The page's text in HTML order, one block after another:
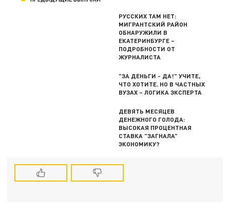
РУССКИХ ТАМ НЕТ:
МИГРАНТСКИЙ РАЙОН
ОБНАРУЖИЛИ В
ЕКАТЕРИНБУРГЕ –
ПОДРОБНОСТИ ОТ
ЖУРНАЛИСТА
"ЗА ДЕНЬГИ - ДА!" УЧИТЕ,
ЧТО ХОТИТЕ. НО В ЧАСТНЫХ
ВУЗАХ – ЛОГИКА ЭКСПЕРТА
ДЕВЯТЬ МЕСЯЦЕВ
ДЕНЕЖНОГО ГОЛОДА:
ВЫСОКАЯ ПРОЦЕНТНАЯ
СТАВКА "ЗАГНАЛА"
ЭКОНОМИКУ?